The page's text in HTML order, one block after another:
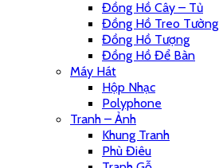
Đồng Hồ Cây – Tủ
Đồng Hồ Treo Tường
Đồng Hồ Tượng
Đồng Hồ Để Bàn
Máy Hát
Hộp Nhạc
Polyphone
Tranh – Ảnh
Khung Tranh
Phù Điêu